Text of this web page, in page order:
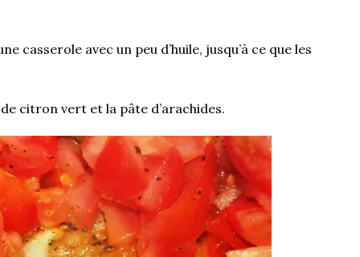
casserole avec un peu d’huile, jusqu’à ce que les
citron vert et la pâte d’arachides.